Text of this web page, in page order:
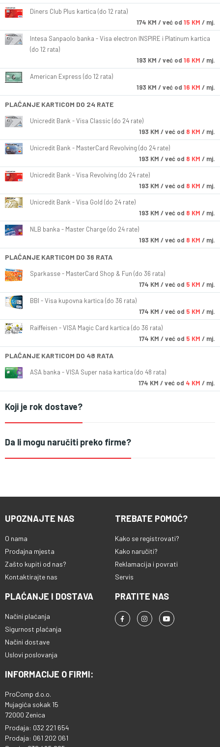
Diners Club Plus kartica (do 12 rata)
174 KM / već od 15 KM / mj.
Intesa Sanpaolo banka - Visa electron INSPIRE i Platinum kartica
(do 12 rata)
193 KM / već od 16 KM / mj.
American Express (do 12 rata)
193 KM / već od 16 KM / mj.
PLAĆANJE KARTICOM DO 24 RATE
Unicredit Bank - Visa Classic (do 24 rate)
193 KM / već od 8 KM / mj.
Unicredit Bank - MasterCard Revolving (do 24 rate)
193 KM / već od 8 KM / mj.
Unicredit Bank - Visa Revolving (do 24 rate)
193 KM / već od 8 KM / mj.
Unicredit Bank - Visa Gold (do 24 rate)
193 KM / već od 8 KM / mj.
NLB banka - Master Charge (do 24 rate)
193 KM / već od 8 KM / mj.
PLAĆANJE KARTICOM DO 36 RATA
Sparkasse - MasterCard Shop & Fun (do 36 rata)
174 KM / već od 5 KM / mj.
BBI - Visa kupovna kartica (do 36 rata)
174 KM / već od 5 KM / mj.
Raiffeisen - VISA Magic Card kartica (do 36 rata)
174 KM / već od 5 KM / mj.
PLAĆANJE KARTICOM DO 48 RATA
ASA banka - VISA Super naša kartica (do 48 rata)
174 KM / već od 4 KM / mj.
Koji je rok dostave?
Da li mogu naručiti preko firme?
UPOZNAJTE NAS
O nama
Prodajna mjesta
Zašto kupiti od nas?
Kontaktirajte nas
TREBATE POMOĆ?
Kako se registrovati?
Kako naručiti?
Reklamacija i povrati
Servis
PLAĆANJE I DOSTAVA
Načini plaćanja
Sigurnost plaćanja
Načini dostave
Uslovi poslovanja
PRATITE NAS
INFORMACIJE O FIRMI:
ProComp d.o.o.
Mujagića sokak 15
72000 Zenica
Prodaja: 032 221 654
Prodaja: 061 202 061